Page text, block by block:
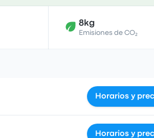
8kg
Emisiones de CO₂
Horarios y
Horarios y